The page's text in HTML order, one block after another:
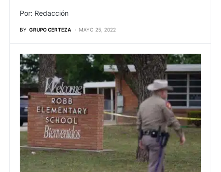
Por: Redacción
BY GRUPO CERTEZA MAYO 25, 2022